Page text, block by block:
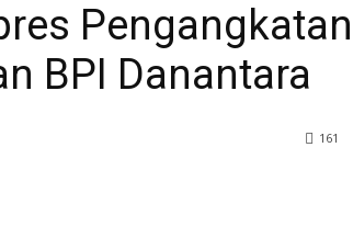
Pengangkatan
BPI Danantara
161